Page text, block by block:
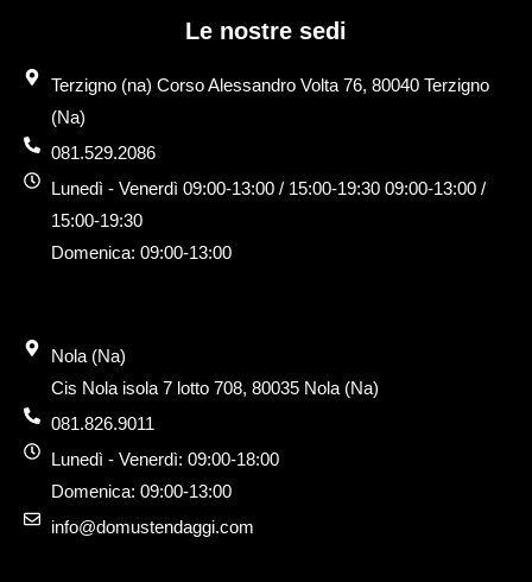
s
p
p
b
o
k
a
r
a
Le nostre sedi
Terzigno (na) Corso Alessandro Volta 76, 80040 Terzigno
(Na)
081.529.2086
Lunedì - Venerdì 09:00-13:00 / 15:00-19:30 09:00-13:00 /
15:00-19:30
Domenica: 09:00-13:00
Nola (Na)
Cis Nola isola 7 lotto 708, 80035 Nola (Na)
081.826.9011
Lunedì - Venerdì: 09:00-18:00
Domenica: 09:00-13:00
info@domustendaggi.com